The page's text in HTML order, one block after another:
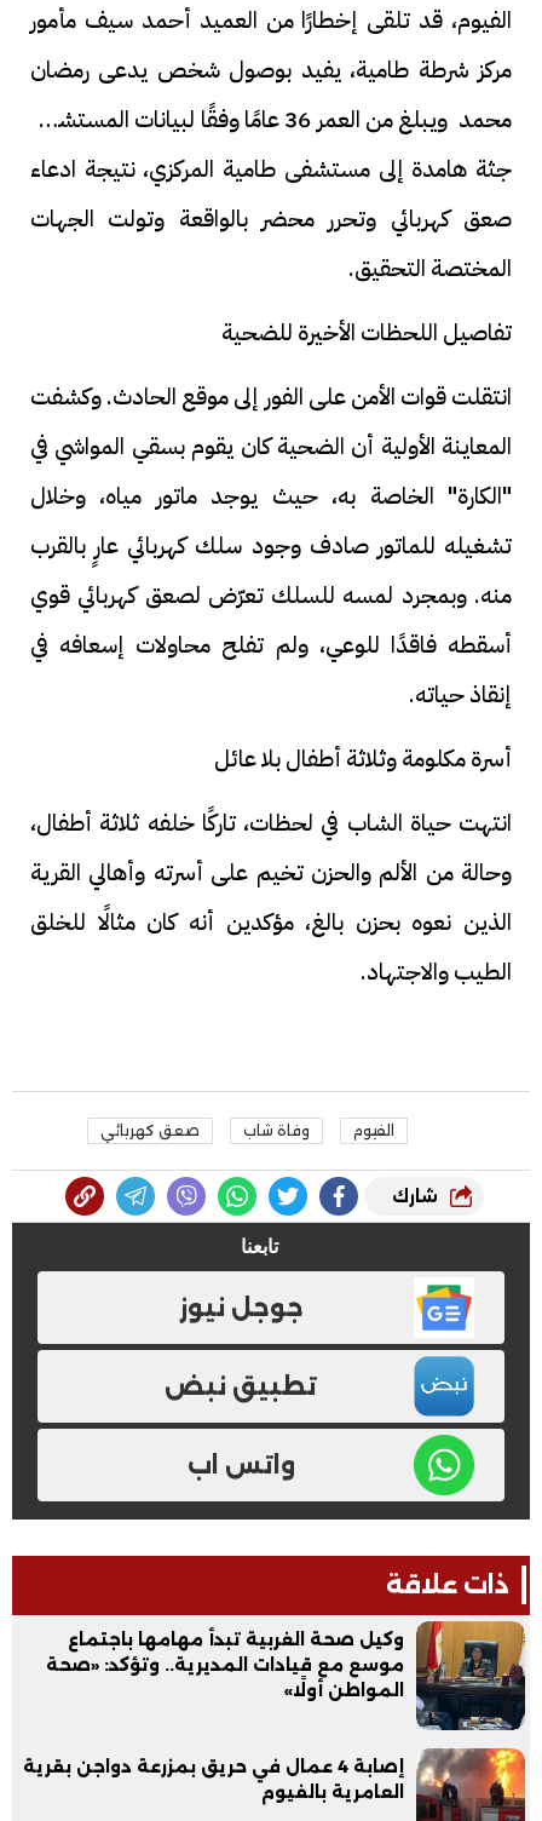
الفيوم، قد تلقى إخطارًا من العميد أحمد سيف مأمور
مركز شرطة طامية، يفيد بوصول شخص يدعى رمضان
محمد ويبلغ من العمر 36 عامًا وفقًا لبيانات المستشفى
جثة هامدة إلى مستشفى طامية المركزي، نتيجة ادعاء
صعق كهربائي وتحرر محضر بالواقعة وتولت الجهات
المختصة التحقيق.
تفاصيل اللحظات الأخيرة للضحية
انتقلت قوات الأمن على الفور إلى موقع الحادث. وكشفت
المعاينة الأولية أن الضحية كان يقوم بسقي المواشي في
"الكارة" الخاصة به، حيث يوجد ماتور مياه، وخلال
تشغيله للماتور صادف وجود سلك كهربائي عارٍ بالقرب
منه. وبمجرد لمسه للسلك تعرّض لصعق كهربائي قوي
أسقطه فاقدًا للوعي، ولم تفلح محاولات إسعافه في
إنقاذ حياته.
أسرة مكلومة وثلاثة أطفال بلا عائل
انتهت حياة الشاب في لحظات، تاركًا خلفه ثلاثة أطفال،
وحالة من الألم والحزن تخيم على أسرته وأهالي القرية
الذين نعوه بحزن بالغ، مؤكدين أنه كان مثالًا للخلق
الطيب والاجتهاد.
الفيوم وفاة شاب صعق كهربائي
شارك
تابعنا
جوجل نيوز
تطبيق نبض
واتس اب
ذات علاقة
وكيل صحة الغربية تبدأ مهامها باجتماع
موسع مع قيادات المديرية.. وتؤكد: «صحة
المواطن أولًا»
إصابة 4 عمال في حريق بمزرعة دواجن بقرية
العامرية بالفيوم